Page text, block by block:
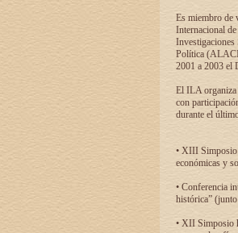
Es miembro de
Internacional
Investigaciones
Política
2001 a 2003 el
El ILA organiza
con
durante el
• XIII Simposio
económicas y
• Conferencia
histórica”
• XII Simposio